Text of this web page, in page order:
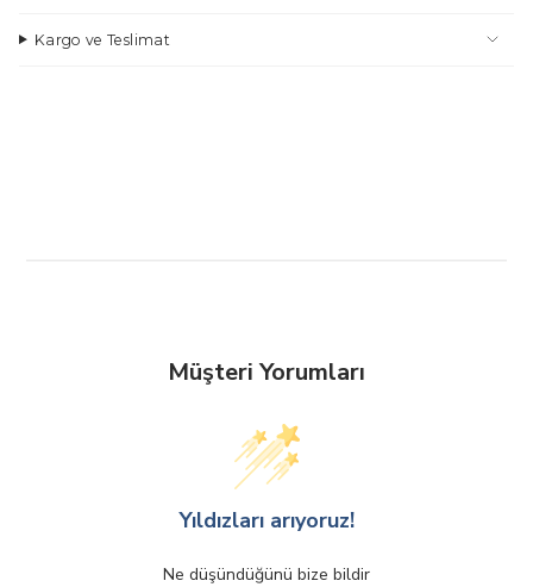
Kargo ve Teslimat
Müşteri Yorumları
Yıldızları arıyoruz!
Ne düşündüğünü bize bildir